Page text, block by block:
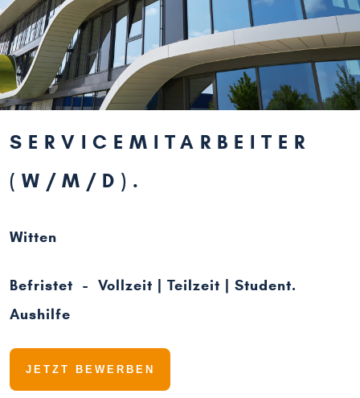
SERVICEMITARBEITER
(W/M/D)
Witten
Befristet - Vollzeit | Teilzeit | Student.
Aushilfe
JETZT BEWERBEN